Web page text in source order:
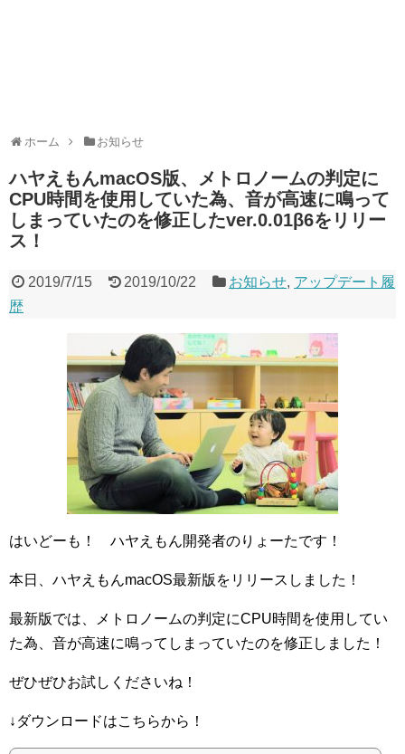
ホーム お知らせ
ハヤえもんmacOS版、メトロノームの判定に
CPU時間を使用していた為、音が高速に鳴って
しまっていたのを修正したver.0.01β6をリリー
ス！
2019/7/15 2019/10/22 お知らせ, アップデート履
歴
はいどーも！ ハヤえもん開発者のりょーたです！
本日、ハヤえもんmacOS最新版をリリースしました！
最新版では、メトロノームの判定にCPU時間を使用してい
た為、音が高速に鳴ってしまっていたのを修正しました！
ぜひぜひお試しくださいね！
↓ダウンロードはこちらから！